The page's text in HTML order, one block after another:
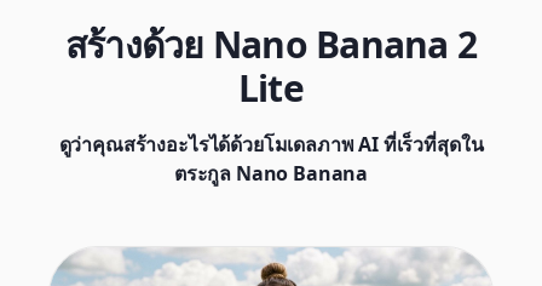
สร้างด้วย Nano Banana 2
Lite
ดูว่าคุณสร้างอะไรได้ด้วยโมเดลภาพ AI ที่เร็วที่สุดใน
ตระกูล Nano Banana